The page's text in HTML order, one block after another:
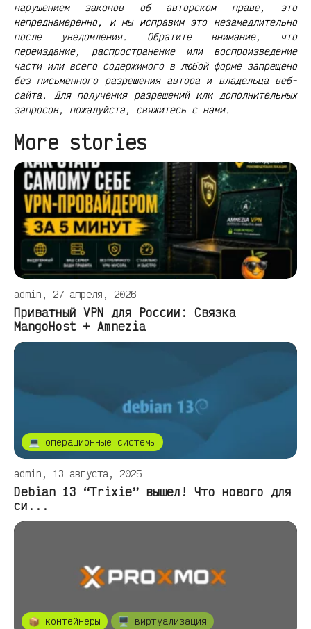
нарушением законов об авторском праве, это
непреднамеренно, и мы исправим это незамедлительно
после уведомления. Обратите внимание, что
переиздание, распространение или воспроизведение
части или всего содержимого в любой форме запрещено
без письменного разрешения автора и владельца веб-
сайта. Для получения разрешений или дополнительных
запросов, пожалуйста, свяжитесь с нами.
More stories
admin, 27 апреля, 2026
Приватный VPN для России: Связка
MangoHost + Amnezia
💻 операционные системы
admin, 13 августа, 2025
Debian 13 “Trixie” вышел! Что нового для
си...
📦 контейнеры 🖥️ виртуализация